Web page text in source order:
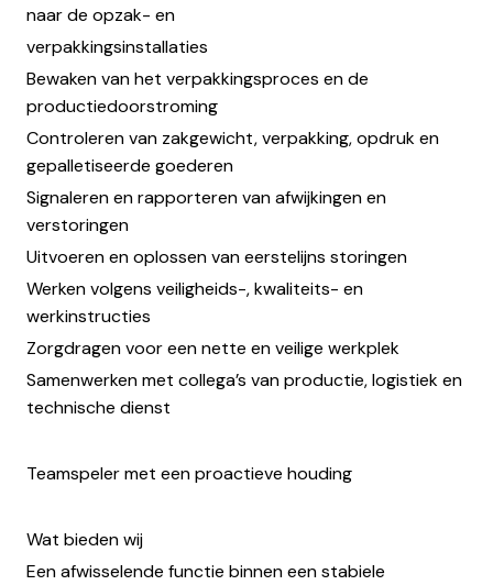
naar de opzak- en
verpakkingsinstallaties
Bewaken van het verpakkingsproces en de
productiedoorstroming
Controleren van zakgewicht, verpakking, opdruk en
gepalletiseerde goederen
Signaleren en rapporteren van afwijkingen en
verstoringen
Uitvoeren en oplossen van eerstelijns storingen
Werken volgens veiligheids-, kwaliteits- en
werkinstructies
Zorgdragen voor een nette en veilige werkplek
Samenwerken met collega’s van productie, logistiek en
technische dienst
Teamspeler met een proactieve houding
Wat bieden wij
Een afwisselende functie binnen een stabiele